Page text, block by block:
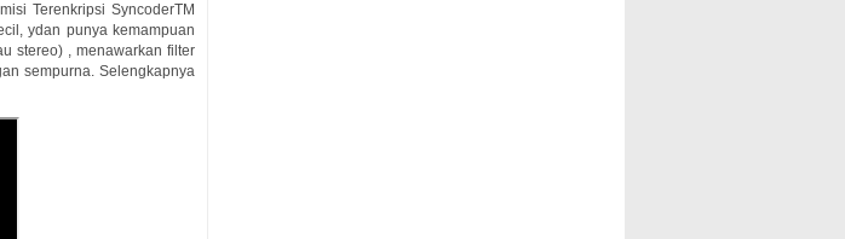
Terenkripsi SyncoderTM
ydan punya kemampuan
stereo) , menawarkan filter
sempurna. Selengkapnya